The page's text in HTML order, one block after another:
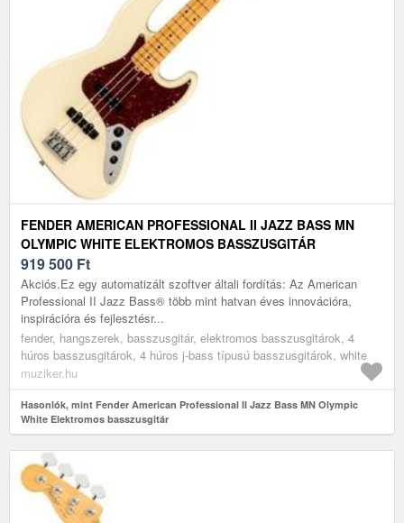
FENDER AMERICAN PROFESSIONAL II JAZZ BASS MN
OLYMPIC WHITE ELEKTROMOS BASSZUSGITÁR
919 500 Ft
Akciós.Ez egy automatizált szoftver általi fordítás: Az American
Professional II Jazz Bass® több mint hatvan éves innovációra,
inspirációra és fejlesztésr...
fender, hangszerek, basszusgitár, elektromos basszusgitárok, 4
húros basszusgitárok, 4 húros j-bass típusú basszusgitárok, white
muziker.hu
Hasonlók, mint Fender American Professional II Jazz Bass MN Olympic
White Elektromos basszusgitár